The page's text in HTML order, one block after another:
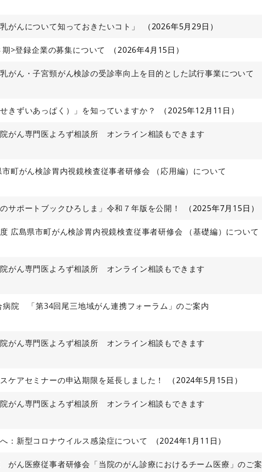
がんについて知っておきたいコト」 2026年5月29日
>登録企業の募集について 2026年4月15日
がん・子宮頸がん検診の受診率向上を目的とした試行事業について
きずいあっぱく）」を知っていますか？ 2025年12月11日
院がん専門医よろず相談所 オンライン相談もできます
市町がん検診胃内視鏡検査従事者研修会 （応用編）について
サポートブックひろしま」令和７年版を公開！ 2025年7月15日
広島県市町がん検診胃内視鏡検査従事者研修会 （基礎編）について
院がん専門医よろず相談所 オンライン相談もできます
病院 「第34回尾三地域がん連携フォーラム」のご案内
院がん専門医よろず相談所 オンライン相談もできます
ケアセミナーの申込期限を延長しました！ 2024年5月15日
院がん専門医よろず相談所 オンライン相談もできます
：新型コロナウイルス感染症について 2024年1月11日
がん医療従事者研修会「当院のがん診療におけるチーム医療」のご案